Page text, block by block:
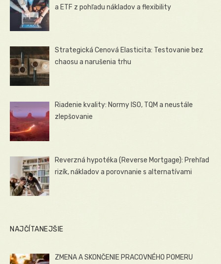
a ETF z pohľadu nákladov a flexibility
Strategická Cenová Elasticita: Testovanie bez
chaosu a narušenia trhu
Riadenie kvality: Normy ISO, TQM a neustále
zlepšovanie
Reverzná hypotéka (Reverse Mortgage): Prehľad
rizík, nákladov a porovnanie s alternatívami
NAJČÍTANEJŠIE
ZMENA A SKONČENIE PRACOVNÉHO POMERU